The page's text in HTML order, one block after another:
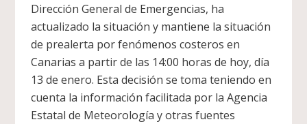
Dirección General de Emergencias, ha
actualizado la situación y mantiene la situación
de prealerta por fenómenos costeros en
Canarias a partir de las 14:00 horas de hoy, día
13 de enero. Esta decisión se toma teniendo en
cuenta la información facilitada por la Agencia
Estatal de Meteorología y otras fuentes